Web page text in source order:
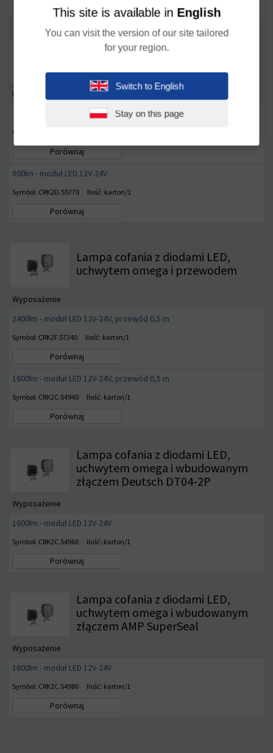
Porównaj
Lampa cofania z diodami LED i
SuperSeal
Wyposażenie
1600lm - moduł LED 12V-24V
Symbol: CRK2C.54970
Porównaj
800lm - moduł LED 12V-24V
Symbol: CRK2D.55770 Ilość: karton/1
Porównaj
Lampa cofania z diodami LED,
uchwytem omega i przewodem
Wyposażenie
2400lm - moduł LED 12V-24V, przewód 0,5 m
Symbol: CRK2F.57340 Ilość: karton/1
Porównaj
1600lm - moduł LED 12V-24V, przewód 0,5 m
Symbol: CRK2C.54940 Ilość: karton/1
Porównaj
Lampa cofania z diodami LED,
uchwytem omega i wbudowanym
złączem Deutsch DT04-2P
Wyposażenie
1600lm - moduł LED 12V-24V
Symbol: CRK2C.54960 Ilość: karton/1
Porównaj
Lampa cofania z diodami LED,
uchwytem omega i wbudowanym
złączem AMP SuperSeal
Wyposażenie
1600lm - moduł LED 12V-24V
Symbol: CRK2C.54980 Ilość: karton/1
Porównaj
This site is available in English
You can visit the version of our site tailored
for your region.
Switch to English
Stay on this page